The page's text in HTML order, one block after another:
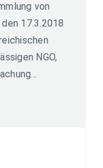
von
17.3.2018
NGO,